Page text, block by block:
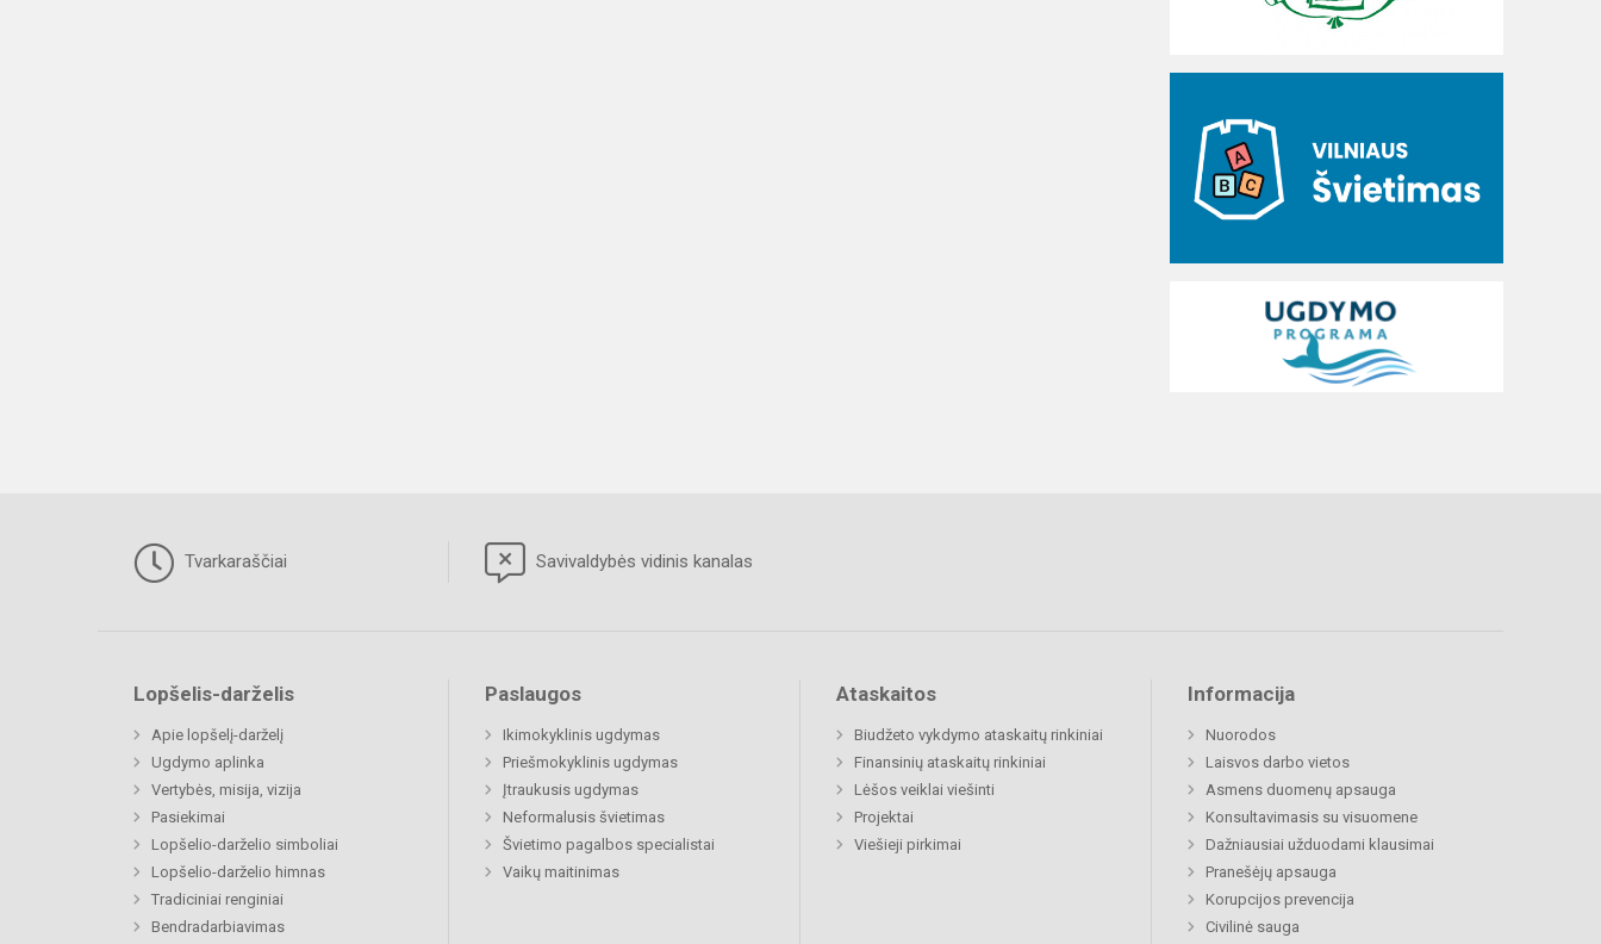
Tvarkaraščiai Savivaldybės vidinis kanalas
Lopšelis-darželis
Apie lopšelį-darželį
Ugdymo aplinka
Vertybės, misija, vizija
Pasiekimai
Lopšelio-darželio simboliai
Lopšelio-darželio himnas
Tradiciniai renginiai
Bendradarbiavimas
Paslaugos
Ikimokyklinis ugdymas
Priešmokyklinis ugdymas
Įtraukusis ugdymas
Neformalusis švietimas
Švietimo pagalbos specialistai
Vaikų maitinimas
Ataskaitos
Biudžeto vykdymo ataskaitų rinkiniai
Finansinių ataskaitų rinkiniai
Lėšos veiklai viešinti
Projektai
Viešieji pirkimai
Informacija
Nuorodos
Laisvos darbo vietos
Asmens duomenų apsauga
Konsultavimasis su visuomene
Dažniausiai užduodami klausimai
Pranešėjų apsauga
Korupcijos prevencija
Civilinė sauga